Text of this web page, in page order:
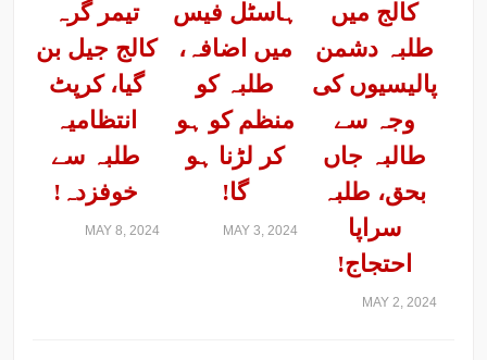
تیمر گرہ
کالج جیل بن
گیا، کرپٹ
انتظامیہ
طلبہ سے
خوفزدہ!
MAY 8, 2024
ہاسٹل فیس
میں اضافہ،
طلبہ کو
منظم کو ہو
کر لڑنا ہو
گا!
MAY 3, 2024
کالج میں
طلبہ دشمن
پالیسیوں کی
وجہ سے
طالبہ جاں
بحق، طلبہ
سراپا
احتجاج!
MAY 2, 2024